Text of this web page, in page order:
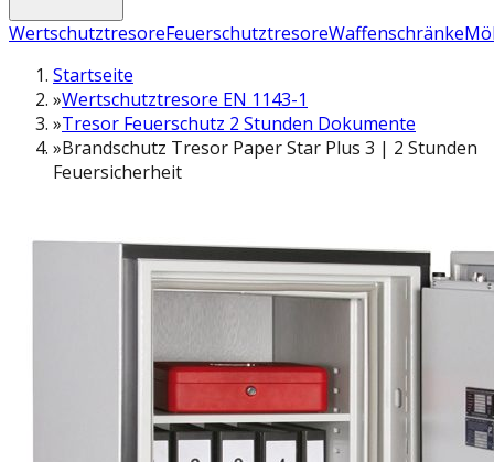
WertschutztresoreFeuerschutztresoreWaffenschränke
Startseite
»Wertschutztresore EN 1143-1
»Tresor Feuerschutz 2 Stunden Dokumente
»Brandschutz Tresor Paper Star Plus 3 | 2 Stunden
Feuersicherheit